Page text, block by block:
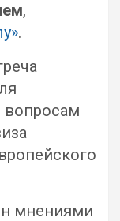
,
.
вопросам
мнениями